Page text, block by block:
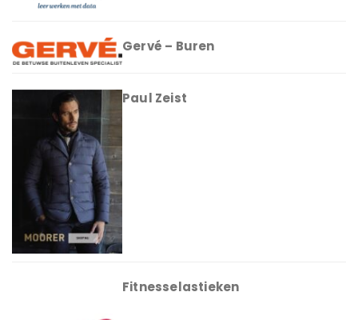
Gervé – Buren
Paul Zeist
Fitnesselastieken